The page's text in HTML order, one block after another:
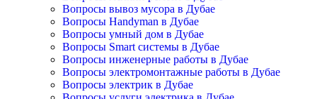
Вопросы вывоз мусора в Дубае
Вопросы Handyman в Дубае
Вопросы умный дом в Дубае
Вопросы Smart системы в Дубае
Вопросы инженерные работы в Дубае
Вопросы электромонтажные работы в Дубае
Вопросы электрик в Дубае